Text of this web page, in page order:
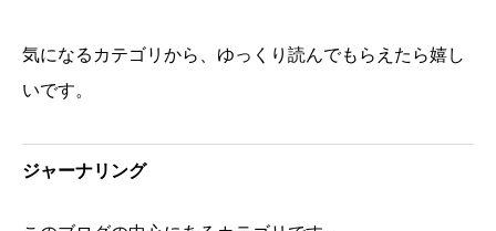
気になるカテゴリから、ゆっくり読んでもらえたら嬉し
いです。
ジャーナリング